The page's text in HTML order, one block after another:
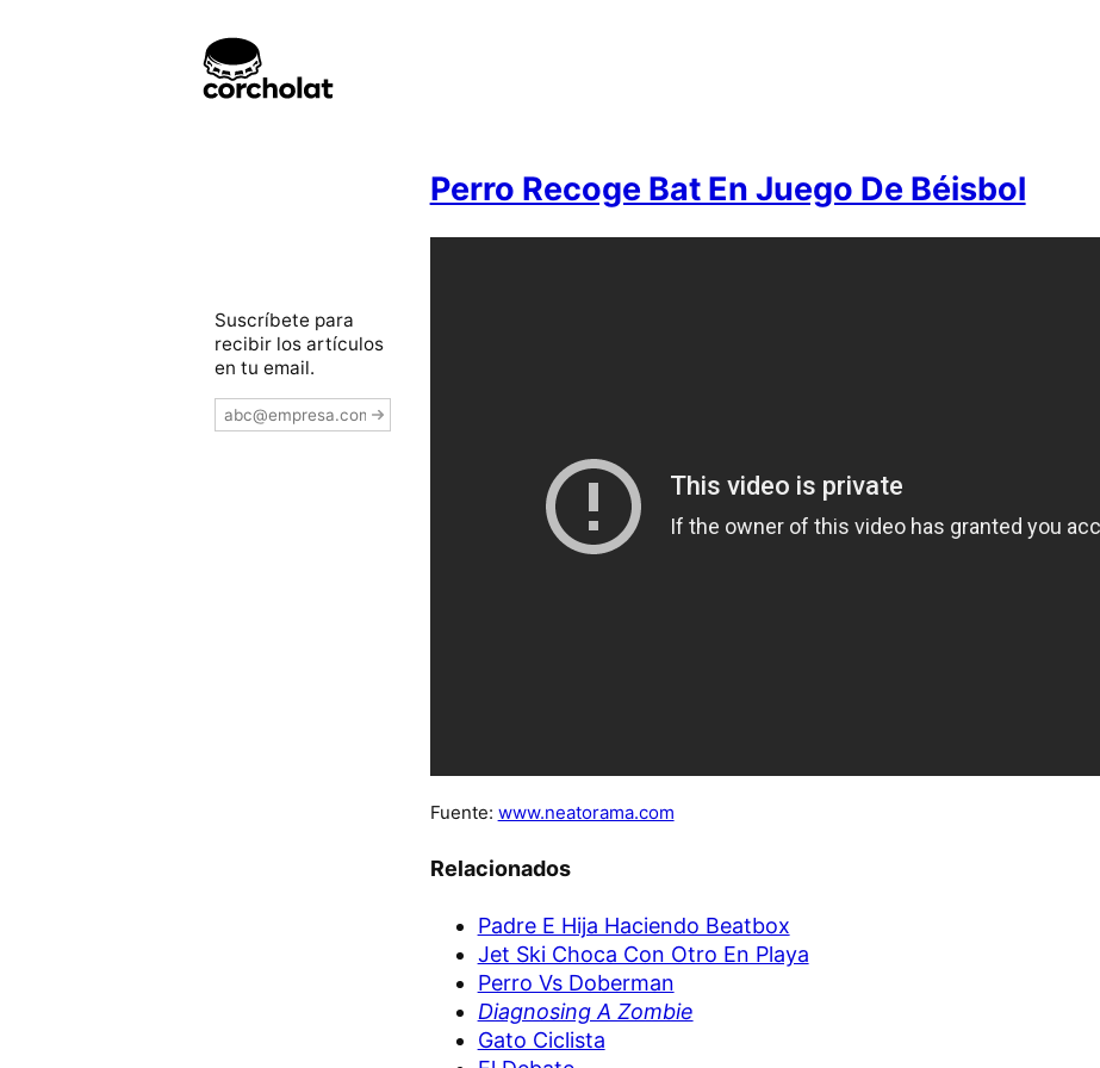
Perro Recoge Bat En Juego De Béisbol
Fuente: www.neatorama.com
Relacionados
Padre E Hija Haciendo Beatbox
Jet Ski Choca Con Otro En Playa
Perro Vs Doberman
Diagnosing A Zombie
Gato Ciclista
Suscríbete para
recibir los artículos
en tu email.